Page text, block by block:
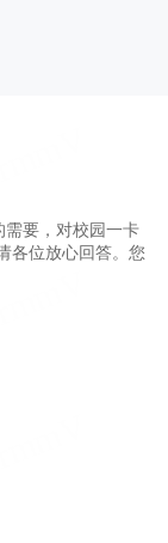
要，对校园一卡
各位放心回答。您